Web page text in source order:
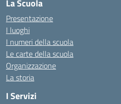
La Scuola
Presentazione
I luoghi
I numeri della scuola
Le carte della scuola
Organizzazione
La storia
I Servizi